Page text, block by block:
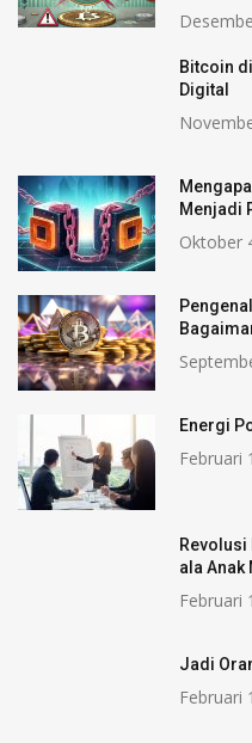
Bitcoin
Digital
Menjadi
Oktober
Energi
Februari
ala Anak
Februari
Jadi
Februari